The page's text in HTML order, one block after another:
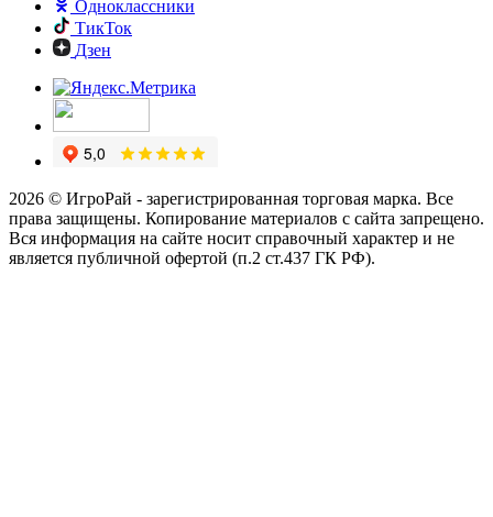
Одноклассники
ТикТок
Дзен
2026 © ИгроРай - зарегистрированная торговая марка. Все
права защищены. Копирование материалов с сайта запрещено.
Вся информация на сайте носит справочный характер и не
является публичной офертой (п.2 ст.437 ГК РФ).